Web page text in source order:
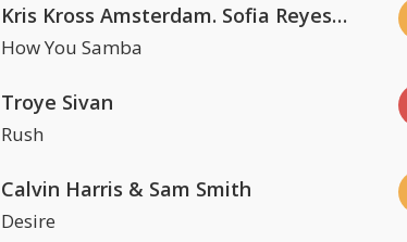
Kris Kross Amsterdam. Sofia Reyes & Tinie Tempah
How You Samba
Troye Sivan
Rush
Calvin Harris & Sam Smith
Desire